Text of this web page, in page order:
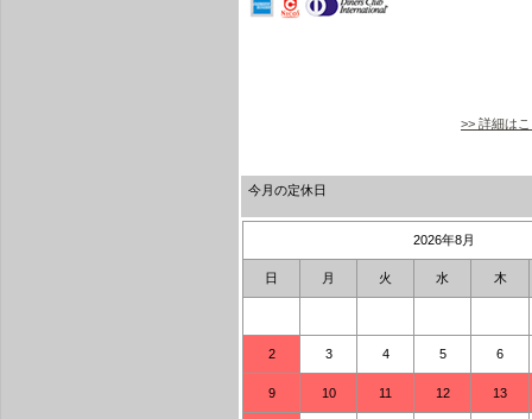
>> 詳細は
今月の定休日
2026年8月
日 月 火 水 木
2 3 4 5 6
9 10 11 12 13